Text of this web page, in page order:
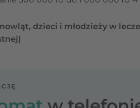
dzieci i młodzieży w